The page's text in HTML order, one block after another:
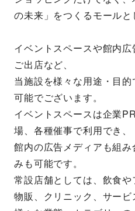
の未来」をつくるモールと
イベントスペースや館内
ご出店など、
当施設を様々な用途・目
可能でございます。
イベントスペースは企業
場、各種催事で利用でき、
館内の広告メディアも組
みも可能です。
常設店舗としては、飲食
物販、クリニック、サービ